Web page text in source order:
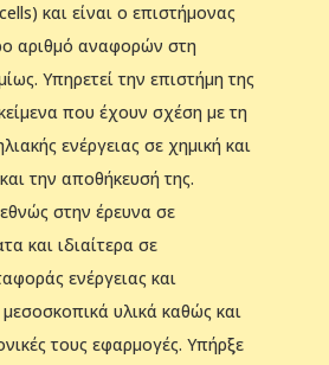
και είναι ο επιστήμονας
αριθμό αναφορών στη
Υπηρετεί την επιστήμη της
που έχουν σχέση με τη
ενέργειας σε χημική και
την αποθήκευσή της.
στην έρευνα σε
και ιδιαίτερα σε
ενέργειας και
υλικά καθώς και
τους εφαρμογές. Υπήρξε